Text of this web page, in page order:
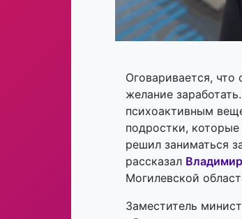
Оговаривается,
желание
психоактивным
подростки,
решил заниматься
рассказал
Могилевской
Заместитель